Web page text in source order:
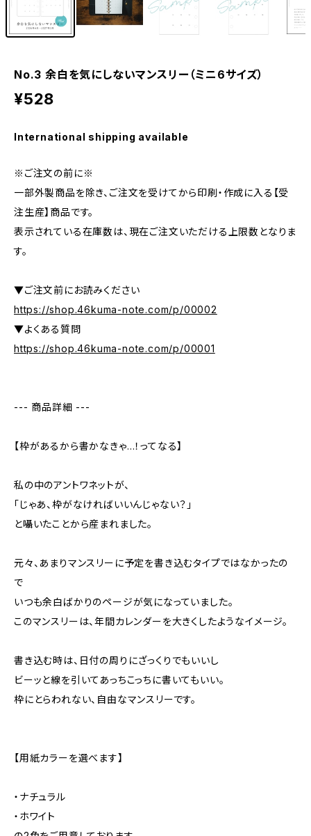
No.3 余白を気にしないマンスリー（ミニ6サイズ）
¥528
International shipping available
※ご注文の前に※
一部外製商品を除き、ご注文を受けてから印刷・作成に入る【受
注生産】商品です。
表示されている在庫数は、現在ご注文いただける上限数となりま
す。
▼ご注文前にお読みください
https://shop.46kuma-note.com/p/00002
▼よくある質問
https://shop.46kuma-note.com/p/00001
--- 商品詳細 ---
【枠があるから書かなきゃ…！ってなる】
私の中のアントワネットが、
「じゃあ、枠がなければいいんじゃない？」
と囁いたことから産まれました。
元々、あまりマンスリーに予定を書き込むタイプではなかったの
で
いつも余白ばかりのページが気になっていました。
このマンスリーは、年間カレンダーを大きくしたようなイメージ。
書き込む時は、日付の周りにざっくりでもいいし
ビーッと線を引いてあっちこっちに書いてもいい。
枠にとらわれない、自由なマンスリーです。
【用紙カラーを選べます】
・ナチュラル
・ホワイト